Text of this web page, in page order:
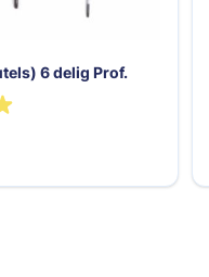
6 delig Prof.